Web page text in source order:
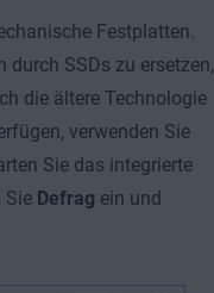
Festplatten.
durch SSDs zu ersetzen,
die ältere Technologie
verwenden Sie
Sie das integrierte
Sie Defrag ein und